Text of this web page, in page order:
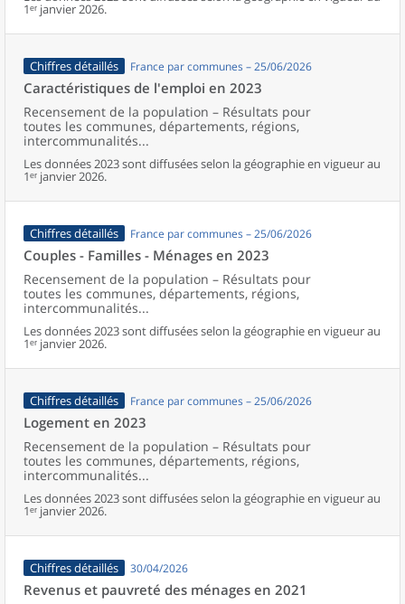
1ᵉʳ janvier 2026.
Chiffres détaillés France par communes – 25/06/2026
Caractéristiques de l'emploi en 2023
Recensement de la population – Résultats pour
toutes les communes, départements, régions,
intercommunalités...
Les données 2023 sont diffusées selon la géographie en vigueur au
1ᵉʳ janvier 2026.
Chiffres détaillés France par communes – 25/06/2026
Couples - Familles - Ménages en 2023
Recensement de la population – Résultats pour
toutes les communes, départements, régions,
intercommunalités...
Les données 2023 sont diffusées selon la géographie en vigueur au
1ᵉʳ janvier 2026.
Chiffres détaillés France par communes – 25/06/2026
Logement en 2023
Recensement de la population – Résultats pour
toutes les communes, départements, régions,
intercommunalités...
Les données 2023 sont diffusées selon la géographie en vigueur au
1ᵉʳ janvier 2026.
Chiffres détaillés 30/04/2026
Revenus et pauvreté des ménages en 2021